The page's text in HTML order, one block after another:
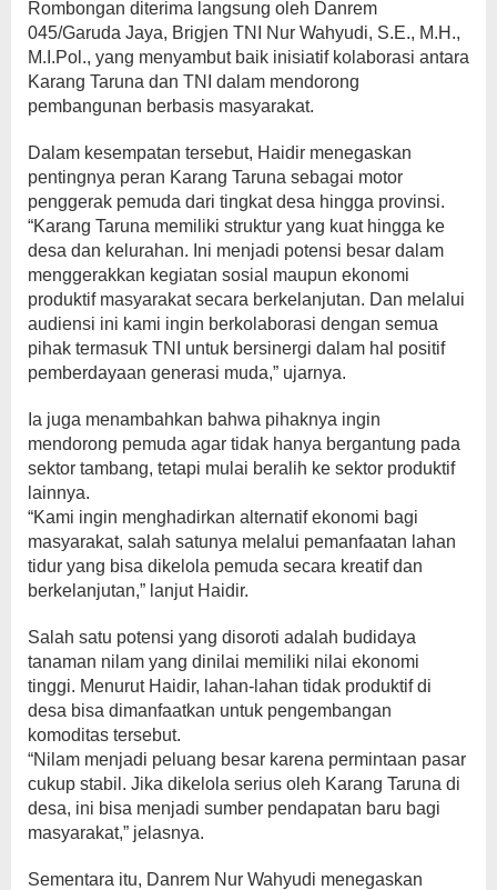
Rombongan diterima langsung oleh Danrem
045/Garuda Jaya, Brigjen TNI Nur Wahyudi, S.E., M.H.,
M.I.Pol., yang menyambut baik inisiatif kolaborasi antara
Karang Taruna dan TNI dalam mendorong
pembangunan berbasis masyarakat.
Dalam kesempatan tersebut, Haidir menegaskan
pentingnya peran Karang Taruna sebagai motor
penggerak pemuda dari tingkat desa hingga provinsi.
“Karang Taruna memiliki struktur yang kuat hingga ke
desa dan kelurahan. Ini menjadi potensi besar dalam
menggerakkan kegiatan sosial maupun ekonomi
produktif masyarakat secara berkelanjutan. Dan melalui
audiensi ini kami ingin berkolaborasi dengan semua
pihak termasuk TNI untuk bersinergi dalam hal positif
pemberdayaan generasi muda,” ujarnya.
Ia juga menambahkan bahwa pihaknya ingin
mendorong pemuda agar tidak hanya bergantung pada
sektor tambang, tetapi mulai beralih ke sektor produktif
lainnya.
“Kami ingin menghadirkan alternatif ekonomi bagi
masyarakat, salah satunya melalui pemanfaatan lahan
tidur yang bisa dikelola pemuda secara kreatif dan
berkelanjutan,” lanjut Haidir.
Salah satu potensi yang disoroti adalah budidaya
tanaman nilam yang dinilai memiliki nilai ekonomi
tinggi. Menurut Haidir, lahan-lahan tidak produktif di
desa bisa dimanfaatkan untuk pengembangan
komoditas tersebut.
“Nilam menjadi peluang besar karena permintaan pasar
cukup stabil. Jika dikelola serius oleh Karang Taruna di
desa, ini bisa menjadi sumber pendapatan baru bagi
masyarakat,” jelasnya.
Sementara itu, Danrem Nur Wahyudi menegaskan